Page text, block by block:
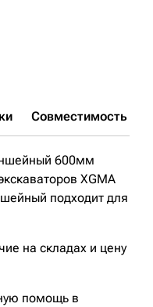
Совместимость
600мм
XGMA
подходит для
на складах и цену
помощь в